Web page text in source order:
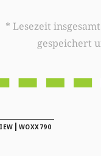
* Lesezeit insgesamt auf woxx.lu: 0 Minute. Diese
gespeichert
| WOXX790